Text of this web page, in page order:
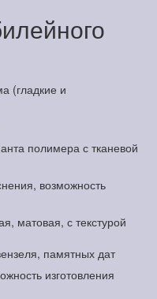
(гладкие и
полимера с тканевой
возможность
матовая, с текстурой
памятных дат
изготовления